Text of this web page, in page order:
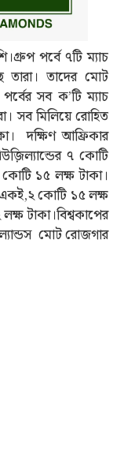
পর্বে ৭টি ম্যাচ
তাদের মোট
সব ক’টি ম্যাচ
সব মিলিয়ে রোহিত
দক্ষিণ আফ্রিকার
৭ কোটি
১৫ লক্ষ টাকা।
একই,২ কোটি ১৫ লক্ষ
টাকা।বিশ্বকাপের
মোট রোজগার